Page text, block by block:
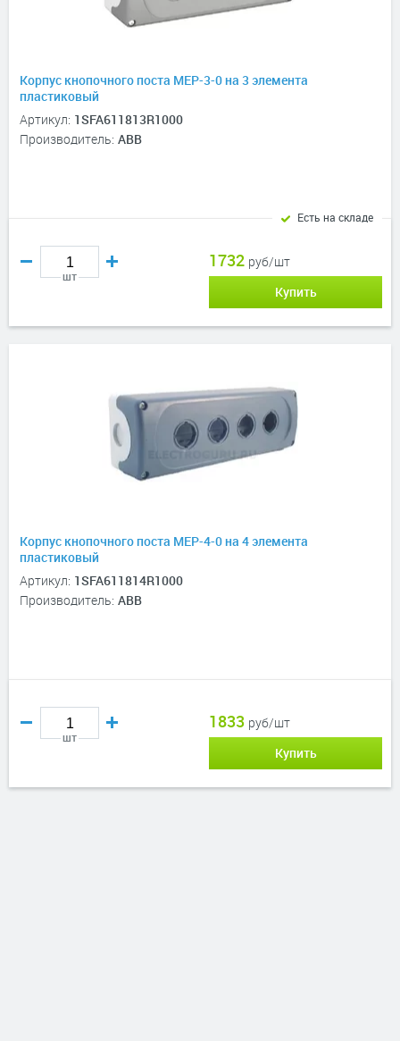
Корпус кнопочного поста MEP-3-0 на 3 элемента
пластиковый
Артикул: 1SFA611813R1000
Производитель: ABB
шт
1732 руб/шт
Купить
Есть на складе
Корпус кнопочного поста MEP-4-0 на 4 элемента
пластиковый
Артикул: 1SFA611814R1000
Производитель: ABB
шт
1833 руб/шт
Купить